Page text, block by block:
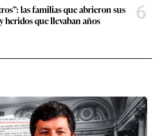
las familias que abrieron sus
heridos que llevaban años
6